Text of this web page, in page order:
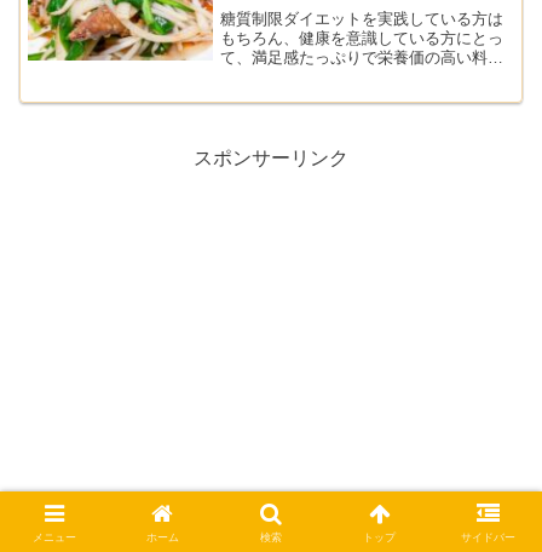
糖質制限ダイエットを実践している方は
もちろん、健康を意識している方にとっ
て、満足感たっぷりで栄養価の高い料理
スポンサーリンク
メニュー ホーム 検索 トップ サイドバー